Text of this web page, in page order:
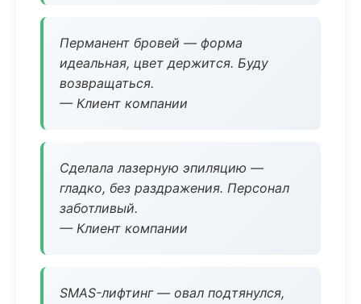
Перманент бровей — форма
идеальная, цвет держится. Буду
возвращаться.
— Клиент компании
Сделала лазерную эпиляцию —
гладко, без раздражения. Персонал
заботливый.
— Клиент компании
SMAS-лифтинг — овал подтянулся,